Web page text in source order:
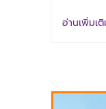
อ่านเพิ่มเ